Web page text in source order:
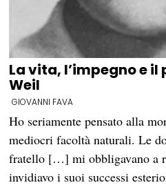
La vita, l’impegno e il
Weil
GIOVANNI FAVA
Ho seriamente pensato alla
mediocri facoltà naturali. Le
fratello […] mi obbligavano a
invidiavo i suoi successi